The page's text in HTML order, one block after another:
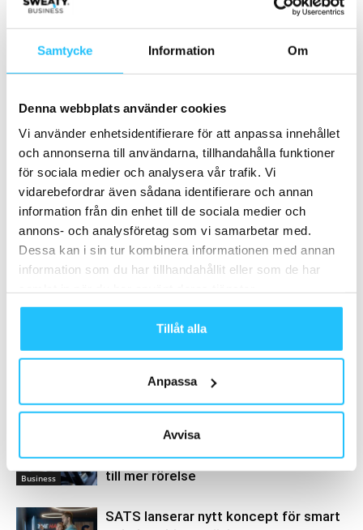
Samtycke Information Om
Denna webbplats använder cookies
Vi använder enhetsidentifierare för att anpassa innehållet
och annonserna till användarna, tillhandahålla funktioner
för sociala medier och analysera vår trafik. Vi
vidarebefordrar även sådana identifierare och annan
information från din enhet till de sociala medier och
annons- och analysföretag som vi samarbetar med.
Dessa kan i sin tur kombinera informationen med annan
information som du har tillhandahållit eller som de har
Tillåt alla
Anpassa
Avvisa
2026?
Hälso- och friskvårdssatsning
totalt 5 400 kvadratmeter
Henrik Valis
Mer av samma författare
Efter rekordåren: Träningsmarknaden
går in i en ny fas – medlemslojalitet
Business
SATS lanserar nordisk
varumärkeskampanj för att inspirera
till mer rörelse
SATS lanserar nytt koncept för smart